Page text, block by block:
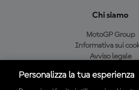
Chi siamo
MotoGP Group
Informativa sui
Avviso legale
Condizioni di
Personalizza la tua esperienza